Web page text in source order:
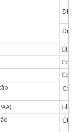
Dia
Dia